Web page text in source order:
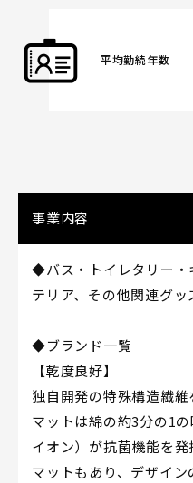
平均勤続年数
事業内容
◆バス・トイレタリー・
テリア、その他関連グ
◆ブランド一覧
【乾度良好】
独自開発の特殊構造繊
マットは綿の約3分の1
イオン）が抗菌機能を
マットもあり、デザイン